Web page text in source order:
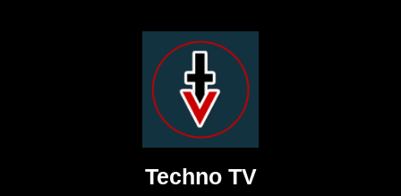
Techno TV